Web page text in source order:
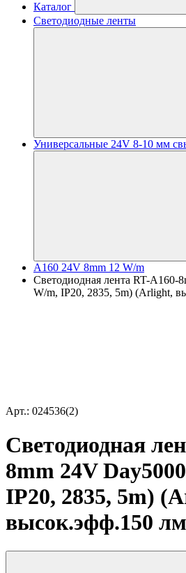
Каталог
Светодиодные ленты
Универсальные 24V 8-10 мм
A160 24V 8mm 12 W/m
Светодиодная лента RT-A160-
W/m, IP20, 2835, 5m) (Arlight,
Арт.: 024536(2)
Светодиодная
8mm 24V
IP20, 2835, 5m)
высок.эфф.150